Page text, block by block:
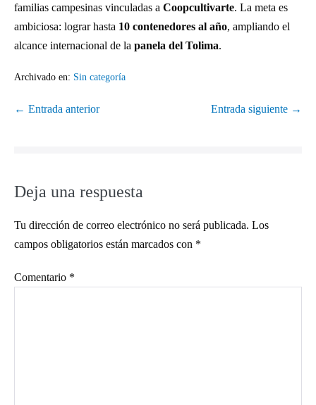
familias campesinas vinculadas a Coopcultivarte. La meta es
ambiciosa: lograr hasta 10 contenedores al año, ampliando el
alcance internacional de la panela del Tolima.
Archivado en: Sin categoría
← Entrada anterior Entrada siguiente →
Deja una respuesta
Tu dirección de correo electrónico no será publicada. Los
campos obligatorios están marcados con *
Comentario *